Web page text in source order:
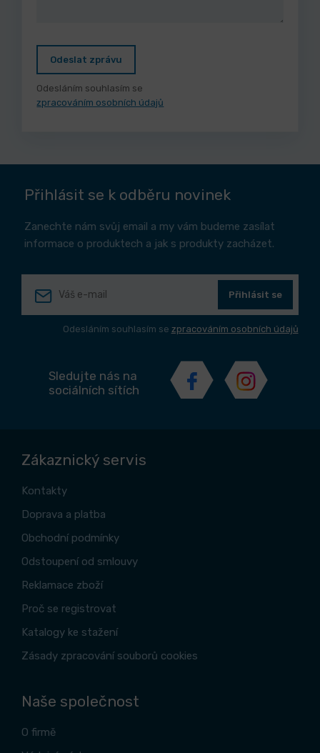
Odeslat zprávu
Odesláním souhlasím se
zpracováním osobních údajů
Přihlásit se k odběru novinek
Zanechte nám svůj email a my vám budeme zasílat
informace o produktech a jak s produkty zacházet.
Přihlásit se
Odesláním souhlasím se zpracováním osobních údajů
Sledujte nás na
sociálních sítích
Zákaznický servis
Kontakty
Doprava a platba
Obchodní podmínky
Odstoupení od smlouvy
Reklamace zboží
Proč se registrovat
Katalogy ke stažení
Zásady zpracování souborů cookies
Naše společnost
O firmě